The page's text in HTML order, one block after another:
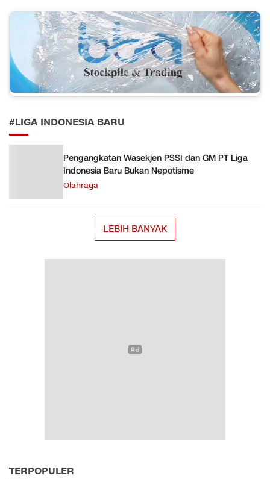
#LIGA INDONESIA BARU
Pengangkatan Wasekjen PSSI dan GM PT Liga
Indonesia Baru Bukan Nepotisme
Olahraga
LEBIH BANYAK
TERPOPULER